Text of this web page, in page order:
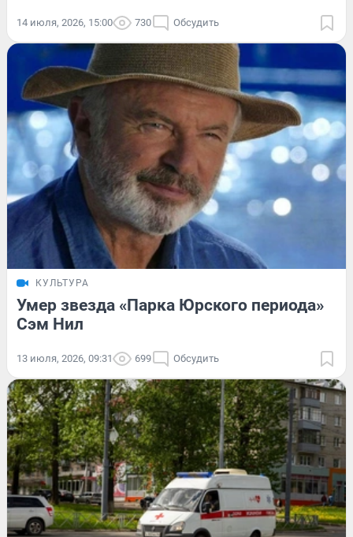
14 июля, 2026, 15:00 730 Обсудить
КУЛЬТУРА
Умер звезда «Парка Юрского периода»
Сэм Нил
13 июля, 2026, 09:31 699 Обсудить